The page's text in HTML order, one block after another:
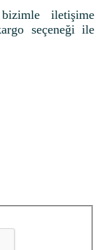
iletişime
seçeneği ile